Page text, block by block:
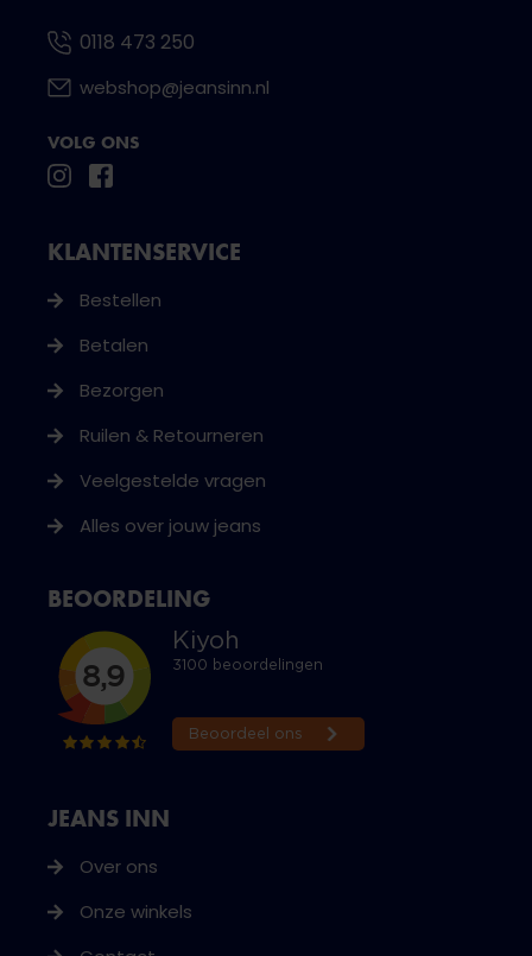
0118 473 250
webshop@jeansinn.nl
VOLG ONS
JEANS INN
Over ons
Onze winkels
KLANTENSERVICE
Bestellen
Betalen
Bezorgen
Ruilen & Retourneren
Veelgestelde vragen
Alles over jouw jeans
BEOORDELING